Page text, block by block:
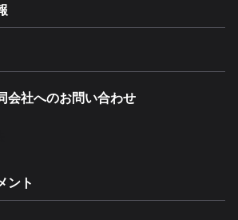
会社へのお問い合わせ
ント